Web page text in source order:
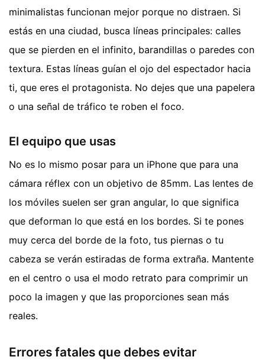
minimalistas funcionan mejor porque no distraen. Si
estás en una ciudad, busca líneas principales: calles
que se pierden en el infinito, barandillas o paredes con
textura. Estas líneas guían el ojo del espectador hacia
ti, que eres el protagonista. No dejes que una papelera
o una señal de tráfico te roben el foco.
El equipo que usas
No es lo mismo posar para un iPhone que para una
cámara réflex con un objetivo de 85mm. Las lentes de
los móviles suelen ser gran angular, lo que significa
que deforman lo que está en los bordes. Si te pones
muy cerca del borde de la foto, tus piernas o tu
cabeza se verán estiradas de forma extraña. Mantente
en el centro o usa el modo retrato para comprimir un
poco la imagen y que las proporciones sean más
reales.
Errores fatales que debes evitar